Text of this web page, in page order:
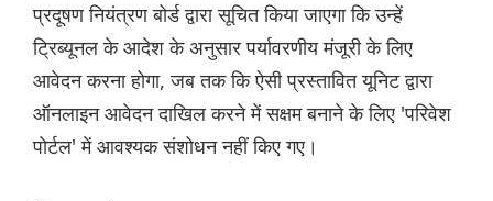
प्रदूषण नियंत्रण बोर्ड द्वारा सूचित किया जाएगा कि उन्हें
ट्रिब्यूनल के आदेश के अनुसार पर्यावरणीय मंजूरी के लिए
आवेदन करना होगा, जब तक कि ऐसी प्रस्तावित यूनिट द्वारा
ऑनलाइन आवेदन दाखिल करने में सक्षम बनाने के लिए 'परिवेश
पोर्टल' में आवश्यक संशोधन नहीं किए गए।